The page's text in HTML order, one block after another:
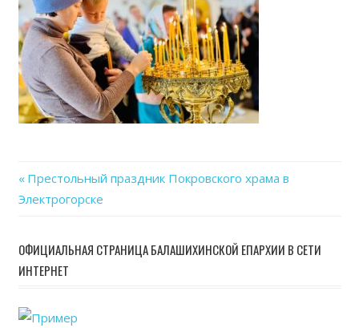
Навигация
записям
Previous
Post:
Престольный праздник Покровского храма в
Электрогорске
ОФИЦИАЛЬНАЯ СТРАНИЦА БАЛАШИХИНСКОЙ ЕПАРХИИ В СЕТИ
ИНТЕРНЕТ